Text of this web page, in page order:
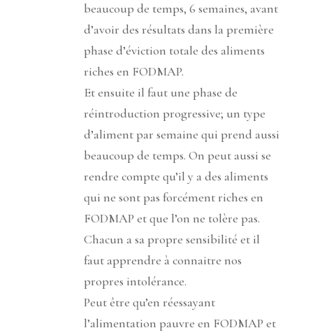
beaucoup de temps, 6 semaines, avant
d’avoir des résultats dans la première
phase d’éviction totale des aliments
riches en FODMAP.
Et ensuite il faut une phase de
réintroduction progressive; un type
d’aliment par semaine qui prend aussi
beaucoup de temps. On peut aussi se
rendre compte qu’il y a des aliments
qui ne sont pas forcément riches en
FODMAP et que l’on ne tolère pas.
Chacun a sa propre sensibilité et il
faut apprendre à connaitre nos
propres intolérance.
Peut être qu’en réessayant
l’alimentation pauvre en FODMAP et